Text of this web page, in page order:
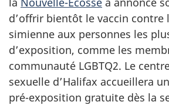
d’offrir bientôt le vaccin contre
simienne aux personnes les
d’exposition, comme les
communauté LGBTQ2. Le
sexuelle d’Halifax accueillera
pré-exposition gratuite dès la